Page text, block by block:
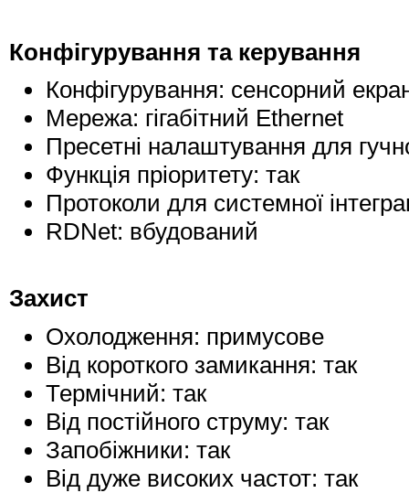
Конфігурування та керування
Конфігурування: сенсорний
Мережа: гігабітний Ethernet
Пресетні налаштування для
Функція пріоритету: так
Протоколи для системної
RDNet: вбудований
Захист
Охолодження: примусове
Від короткого замикання: так
Термічний: так
Від постійного струму: так
Запобіжники: так
Від дуже високих частот: так